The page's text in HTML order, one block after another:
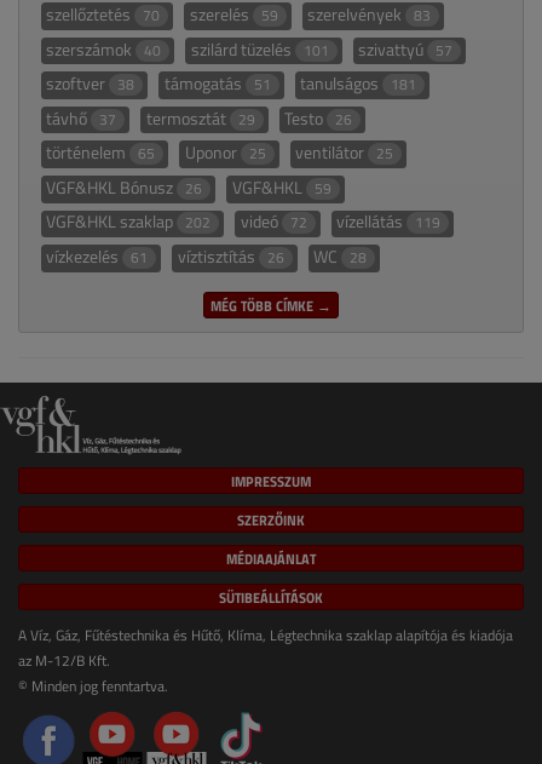
szellőztetés 70 szerelés 59 szerelvények 83
szerszámok 40 szilárd tüzelés 101 szivattyú 57
szoftver 38 támogatás 51 tanulságos 181
távhő 37 termosztát 29 Testo 26
történelem 65 Uponor 25 ventilátor 25
VGF&HKL Bónusz 26 VGF&HKL 59
VGF&HKL szaklap 202 videó 72 vízellátás 119
vízkezelés 61 víztisztítás 26 WC 28
MÉG TÖBB CÍMKE →
IMPRESSZUM
SZERZŐINK
MÉDIAAJÁNLAT
SÜTIBEÁLLÍTÁSOK
A Víz, Gáz, Fűtéstechnika és Hűtő, Klíma, Légtechnika szaklap alapítója és kiadója
az M-12/B Kft.
© Minden jog fenntartva.